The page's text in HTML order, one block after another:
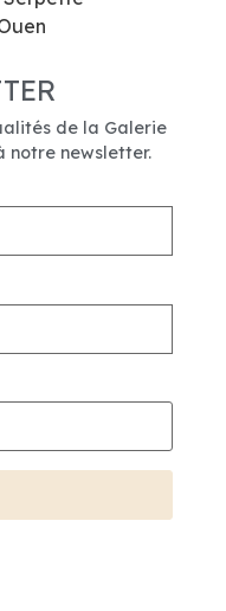
de la Galerie
notre newsletter.